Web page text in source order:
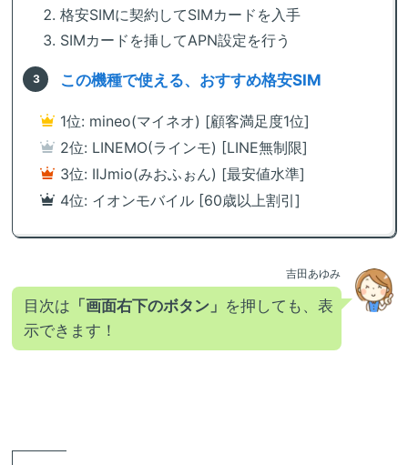
格安SIMに契約してSIMカードを入手
SIMカードを挿してAPN設定を行う
この機種で使える、おすすめ格安SIM
1位: mineo(マイネオ) [顧客満足度1位]
2位: LINEMO(ラインモ) [LINE無制限]
3位: IIJmio(みおふぉん) [最安値水準]
4位: イオンモバイル [60歳以上割引]
吉田あゆみ
目次は 「画面右下のボタン」 を押しても、表
示できます！